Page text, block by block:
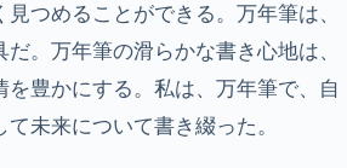
つめることができる。万年筆は、
。万年筆の滑らかな書き心地は、
を豊かにする。私は、万年筆で、自
未来について書き綴った。